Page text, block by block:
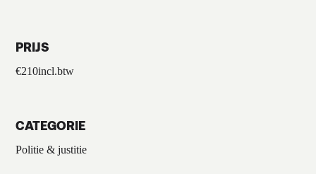
PRIJS
€210incl.btw
CATEGORIE
Politie & justitie